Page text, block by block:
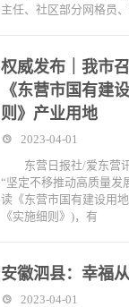
主任、社区部分网格员
权威发布｜我市
《东营市国有建
则》产业用地
2023-04-01
东营日报社/爱东营讯
“坚定不移推动高质量发
读《东营市国有建设用
《实施细则》)，有
安徽泗县：幸福
2023-04-01